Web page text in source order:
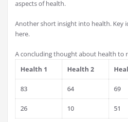
aspects of health.
Another short insight into health. Key
here.
A concluding thought about health to
Health 1
Health 2
83 64 69
26 10 51